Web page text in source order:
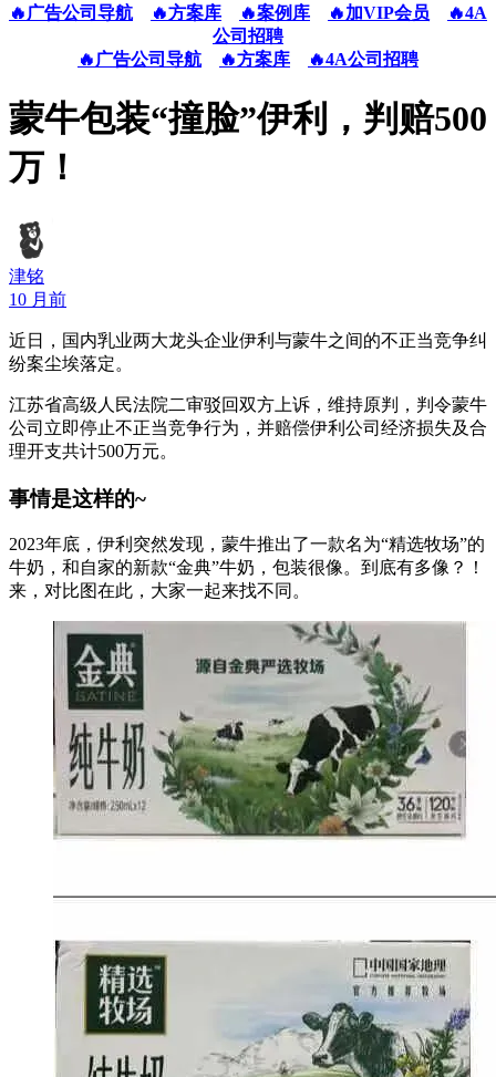
🔥广告公司导航 🔥方案库 🔥案例库 🔥加VIP会员
🔥4A
公司招聘
🔥广告公司导航
🔥方案库 🔥4A公司招聘
蒙牛包装“撞脸”伊利，判赔500
万！
津铭
10 月前
近日，国内乳业两大龙头企业伊利与蒙牛之间的不正当竞争纠
纷案尘埃落定。
江苏省高级人民法院二审驳回双方上诉，维持原判，判令蒙牛
公司立即停止不正当竞争行为，并赔偿伊利公司经济损失及合
理开支共计500万元。
事情是这样的~
2023年底，伊利突然发现，蒙牛推出了一款名为“精选牧场”的
牛奶，和自家的新款“金典”牛奶，包装很像。到底有多像？！
来，对比图在此，大家一起来找不同。